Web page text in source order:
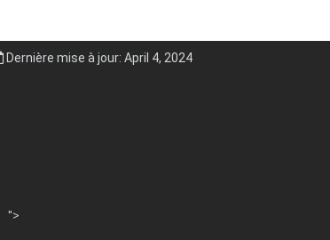
Dernière mise à jour: April 4, 2024
">